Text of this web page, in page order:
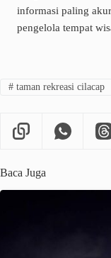
informasi paling
pengelola tempat
#taman rekreasi cilacap
Baca Juga